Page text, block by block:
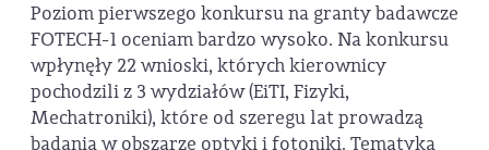
Poziom pierwszego konkursu na granty badawcze
FOTECH-1 oceniam bardzo wysoko. Na konkursu
wpłynęły 22 wnioski, których kierownicy
pochodzili z 3 wydziałów (EiTI, Fizyki,
Mechatroniki), które od szeregu lat prowadzą
badania w obszarze optyki i fotoniki. Tematyka